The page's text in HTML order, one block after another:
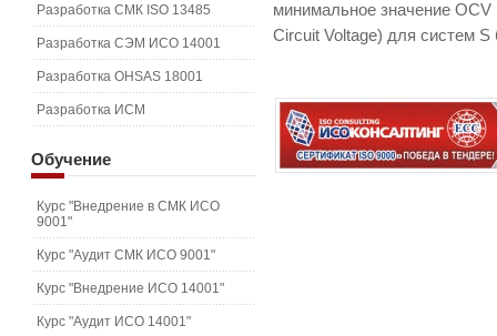
минимальное значение
Circuit Voltage) для систем
Разработка СМК ISO 13485
Разработка СЭМ ИСО 14001
Разработка OHSAS 18001
Разработка ИСМ
Обучение
Курс "Внедрение в СМК ИСО
9001"
Курс "Аудит СМК ИСО 9001"
Курс "Внедрение ИСО 14001"
Курс "Аудит ИСО 14001"